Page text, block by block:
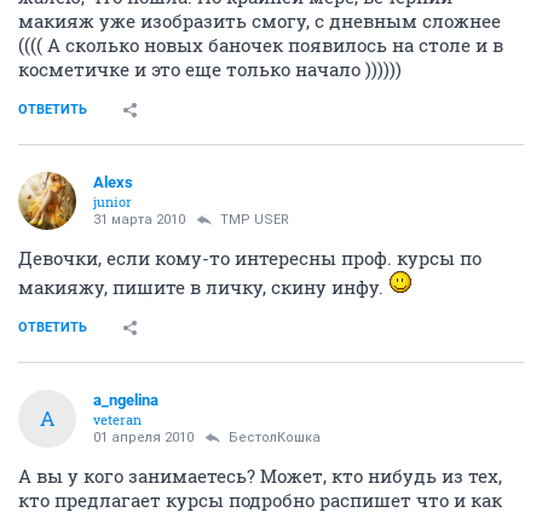
макияж уже изобразить смогу, с дневным сложнее
(((( А сколько новых баночек появилось на столе и в
косметичке и это еще только начало ))))))
ОТВЕТИТЬ
Alexs
junior
31 марта 2010 TMP USER
Девочки, если кому-то интересны проф. курсы по
макияжу, пишите в личку, скину инфу.
ОТВЕТИТЬ
A
a_ngelina
veteran
01 апреля 2010 БестолКошка
А вы у кого занимаетесь? Может, кто нибудь из тех,
кто предлагает курсы подробно распишет что и как